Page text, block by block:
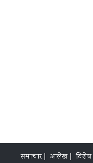
समाचार | आलेख | विशेष |